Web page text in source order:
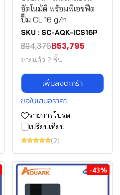
อัตโนมัติ พร้อมพีเอชฟีด
ปั๊ม CL 16 g/h
SKU : SC-AQK-ICS16P
฿94,376฿53,795
ขายแล้ว 2 ชิ้น
เพิ่มลงตะกร้า
ขอใบเสนอราคา
รายการโปรด
เปรียบเทียบ
(2)
-43%